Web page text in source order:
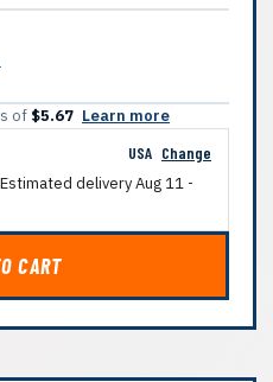
of $5.67 Learn more
USA Change
deliveryAug 11 -
CART